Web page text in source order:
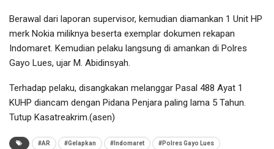
Berawal dari laporan supervisor, kemudian diamankan 1 Unit HP
merk Nokia miliknya beserta exemplar dokumen rekapan
Indomaret. Kemudian pelaku langsung di amankan di Polres
Gayo Lues, ujar M. Abidinsyah.
Terhadap pelaku, disangkakan melanggar Pasal 488 Ayat 1
KUHP diancam dengan Pidana Penjara paling lama 5 Tahun.
Tutup Kasatreakrim.(asen)
#AR #Gelapkan #Indomaret #Polres Gayo Lues